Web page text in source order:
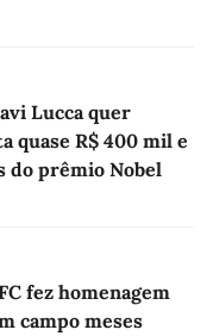
Lucca quer
quase R$ 400 mil e
do prêmio Nobel
fez homenagem
campo meses